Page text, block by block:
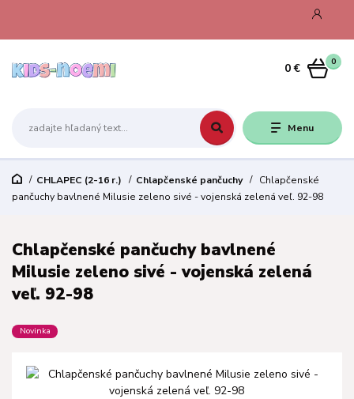
Menu
0
0 €
CHLAPEC (2-16 r.) Chlapčenské pančuchy
Chlapčenské
pančuchy bavlnené Milusie zeleno sivé - vojenská zelená veľ. 92-98
Chlapčenské pančuchy bavlnené
Milusie zeleno sivé - vojenská zelená
veľ. 92-98
Novinka